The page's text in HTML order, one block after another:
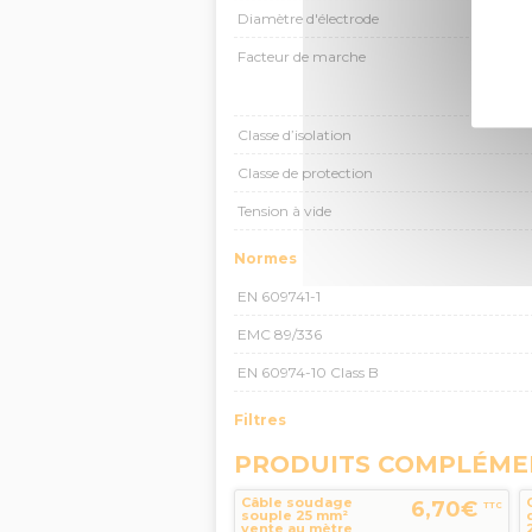
Diamètre d'électrode
Facteur de marche
Classe d’isolation
Classe de protection
Tension à vide
Normes
EN 609741-1
EMC 89/336
EN 60974-10 Class B
Filtres
PRODUITS
Câble soudage
souple 25 mm²
vente au mètre
6,70€ TTC